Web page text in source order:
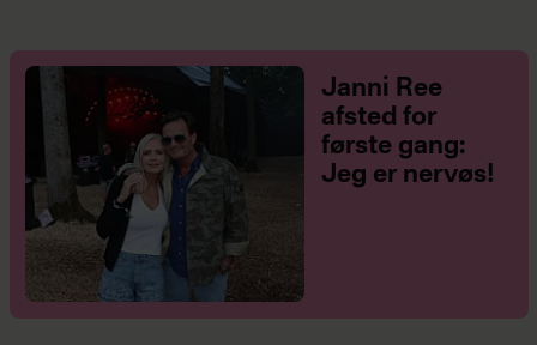
Janni Ree
afsted for
første gang:
Jeg er nervøs!